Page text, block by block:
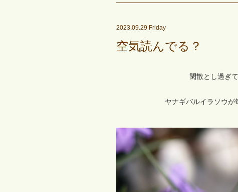
2023.09.29 Friday
空気読んでる？
閑散とし過ぎ
ヤナギバルイラソウが